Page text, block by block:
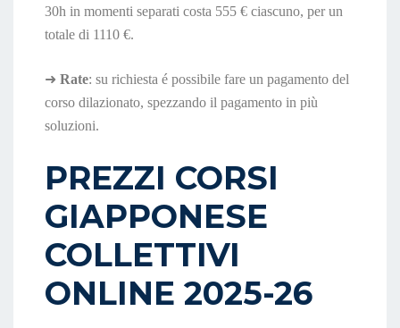
30h in momenti separati costa 555 € ciascuno, per un
totale di 1110 €.
➜ Rate: su richiesta é possibile fare un pagamento del
corso dilazionato, spezzando il pagamento in più
soluzioni.
PREZZI CORSI
GIAPPONESE
COLLETTIVI
ONLINE 2025-26